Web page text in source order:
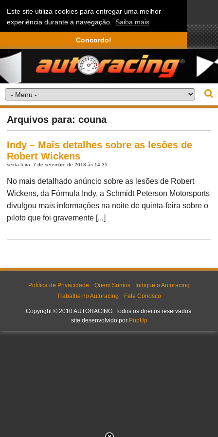
Este site utiliza cookies para entregar uma melhor
experiência durante a navegação. Saiba mais
Concordo!
Arquivos para: couna
Indy – Mais detalhes sobre as lesões de
Robert Wickens
sexta-feira, 7 de setembro de 2018 às 14:35
No mais detalhado anúncio sobre as lesões de Robert
Wickens, da Fórmula Indy, a Schmidt Peterson Motorsports
divulgou mais informações na noite de quinta-feira sobre o
piloto que foi gravemente [...]
Política de Privacidade Quem Somos
Indique o Autoracing
Trabalhe no Autoracing
Fale Conosco
Copyright © 2010 AUTORACING. Todos os direitos reservados.
site desenvolvido por PopUp